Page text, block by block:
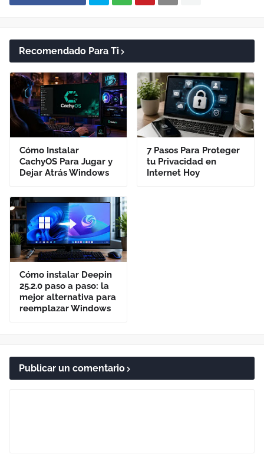
Recomendado Para Ti
Cómo Instalar
CachyOS Para Jugar y
Dejar Atrás Windows
7 Pasos Para Proteger
tu Privacidad en
Internet Hoy
Cómo instalar Deepin
25.2.0 paso a paso: la
mejor alternativa para
reemplazar Windows
Publicar un comentario